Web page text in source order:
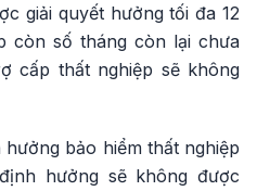
giải quyết hưởng tối đa 12
còn số tháng còn lại chưa
cấp thất nghiệp sẽ không
bảo hiểm thất nghiệp
hưởng sẽ không được